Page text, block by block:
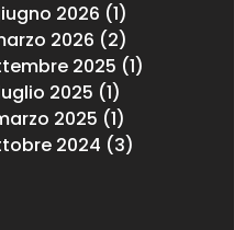
2026 (1)
2026 (2)
2025 (1)
2025 (1)
2025 (1)
2024 (3)